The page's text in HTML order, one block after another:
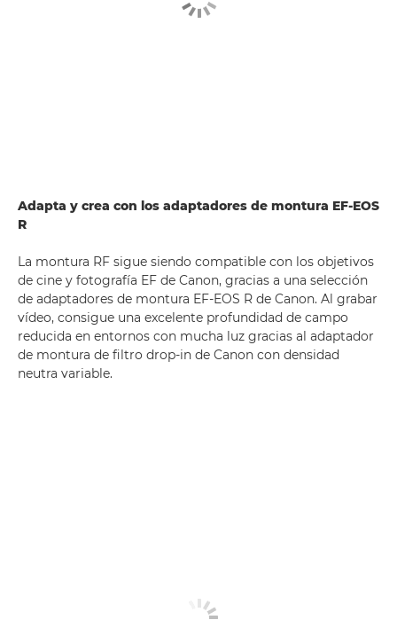
Adapta y crea con los adaptadores de montura EF-EOS
R
La montura RF sigue siendo compatible con los objetivos
de cine y fotografía EF de Canon, gracias a una selección
de adaptadores de montura EF-EOS R de Canon. Al grabar
vídeo, consigue una excelente profundidad de campo
reducida en entornos con mucha luz gracias al adaptador
de montura de filtro drop-in de Canon con densidad
neutra variable.